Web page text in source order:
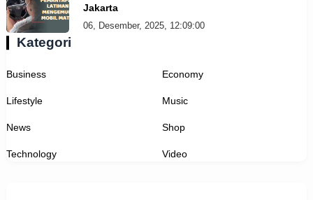
Jakarta
06, Desember, 2025, 12:09:00
Kategori
Business Economy
Lifestyle Music
News Shop
Technology Video